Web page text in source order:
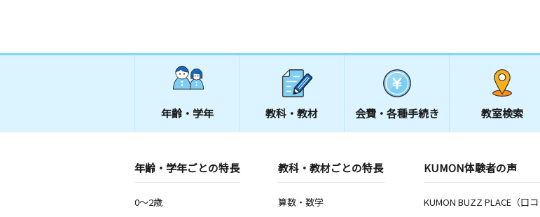
年齢・学年 教科・教材 会費・ 各種手続き 教室検索
年齢・学年ごとの特長
0～2歳
教科・教材ごとの特長
算数・数学
KUMON体験者の声
KUMON BUZZ PLACE（口コ